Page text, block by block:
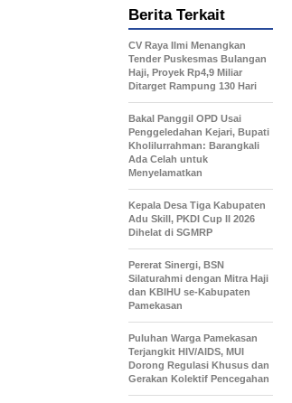
Berita Terkait
CV Raya Ilmi Menangkan
Tender Puskesmas Bulangan
Haji, Proyek Rp4,9 Miliar
Ditarget Rampung 130 Hari
Bakal Panggil OPD Usai
Penggeledahan Kejari, Bupati
Kholilurrahman: Barangkali
Ada Celah untuk
Menyelamatkan
Kepala Desa Tiga Kabupaten
Adu Skill, PKDI Cup II 2026
Dihelat di SGMRP
Pererat Sinergi, BSN
Silaturahmi dengan Mitra Haji
dan KBIHU se-Kabupaten
Pamekasan
Puluhan Warga Pamekasan
Terjangkit HIV/AIDS, MUI
Dorong Regulasi Khusus dan
Gerakan Kolektif Pencegahan